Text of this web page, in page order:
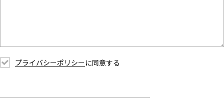
プライバシーポリシーに同意する